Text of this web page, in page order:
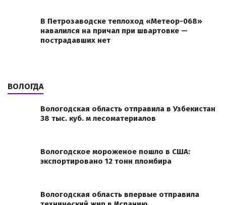
В Петрозаводске теплоход «Метеор-068»
навалился на причал при швартовке —
пострадавших нет
ВОЛОГДА
Вологодская область отправила в Узбекистан
38 тыс. куб. м лесоматериалов
Вологодское мороженое пошло в США:
экспортировано 12 тонн пломбира
Вологодская область впервые отправила